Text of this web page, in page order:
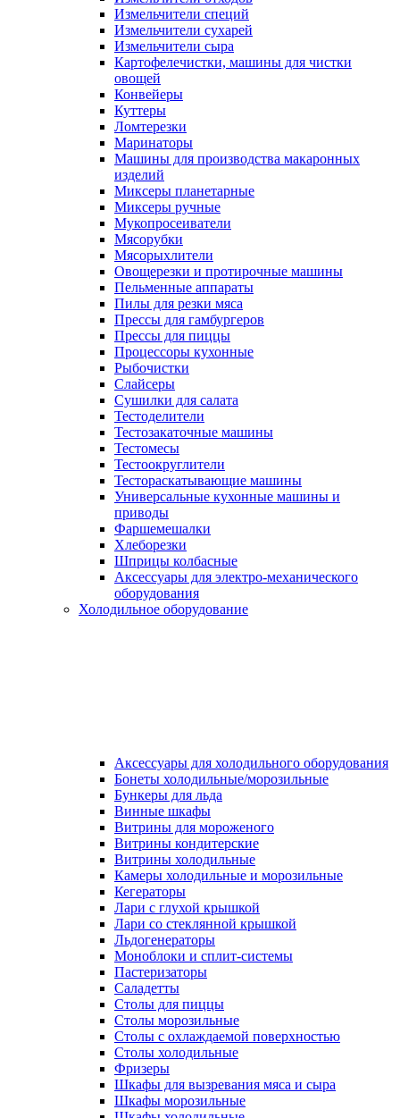
Измельчители специй
Измельчители сухарей
Измельчители сыра
Картофелечистки, машины для чистки
овощей
Конвейеры
Куттеры
Ломтерезки
Маринаторы
Машины для производства макаронных
изделий
Миксеры планетарные
Миксеры ручные
Мукопросеиватели
Мясорубки
Мясорыхлители
Овощерезки и протирочные машины
Пельменные аппараты
Пилы для резки мяса
Прессы для гамбургеров
Прессы для пиццы
Процессоры кухонные
Рыбочистки
Слайсеры
Сушилки для салата
Тестоделители
Тестозакаточные машины
Тестомесы
Тестоокруглители
Тестораскатывающие машины
Универсальные кухонные машины и
приводы
Фаршемешалки
Хлеборезки
Шприцы колбасные
Аксессуары для электро-механического
оборудования
Холодильное оборудование
Аксессуары для холодильного оборудования
Бонеты холодильные/морозильные
Бункеры для льда
Винные шкафы
Витрины для мороженого
Витрины кондитерские
Витрины холодильные
Камеры холодильные и морозильные
Кегераторы
Лари с глухой крышкой
Лари со стеклянной крышкой
Льдогенераторы
Моноблоки и сплит-системы
Пастеризаторы
Саладетты
Столы для пиццы
Столы морозильные
Столы с охлаждаемой поверхностью
Столы холодильные
Фризеры
Шкафы для вызревания мяса и сыра
Шкафы морозильные